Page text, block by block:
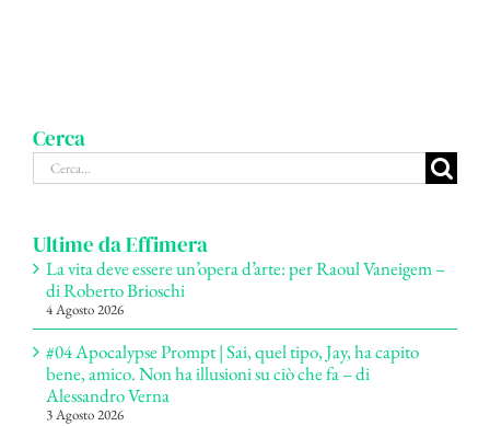
Cerca
Cerca
per:
Ultime da Effimera
La vita deve essere un’opera d’arte: per Raoul Vaneigem –
di Roberto Brioschi
4 Agosto 2026
#04 Apocalypse Prompt | Sai, quel tipo, Jay, ha capito
bene, amico. Non ha illusioni su ciò che fa – di
Alessandro Verna
3 Agosto 2026